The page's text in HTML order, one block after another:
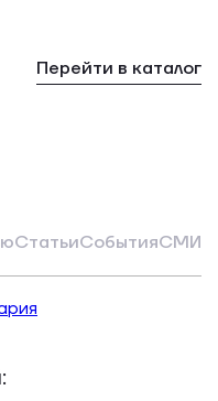
Перейти в каталог
СтатьиСобытияСМИ